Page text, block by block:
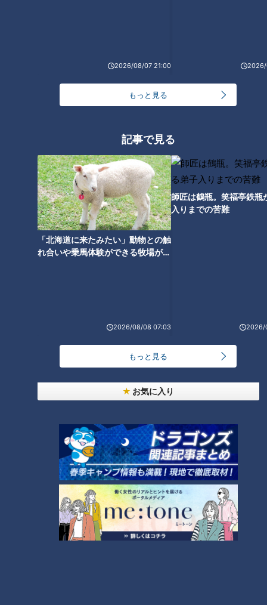
2026/08/07 21:00 2026/
もっと見る
記事で見る
「北海道に来たみたい」動物との触
れ合いや乗馬体験ができる牧場がオ
2026/08/08 07:03
師匠は鶴瓶。笑福亭鉄瓶
入りまでの苦難
2026/
もっと見る
お気に入り
「味しみ春雨の中華サラダ」の
「塩麹でしっとり鶏胸肉のから
揚げ」の作り方【キユーピー３
分クッキング】
「豚玉キムチ炒め」の作り方
【キユーピー３分クッキング】
キユーピー３分クッキング
CBCテレビ制作「キユーピー３分クッキング」の公式サイト。番組
ホームページ
番組サイト
オススメ関連コンテンツ